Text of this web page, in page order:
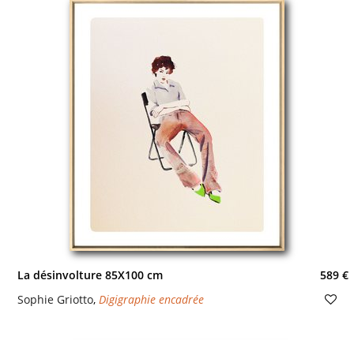
La désinvolture 85X100 cm
589 €
Sophie Griotto, Digigraphie encadrée